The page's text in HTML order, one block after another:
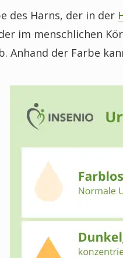
des Harns, der in der
im menschlichen
Anhand der Farbe